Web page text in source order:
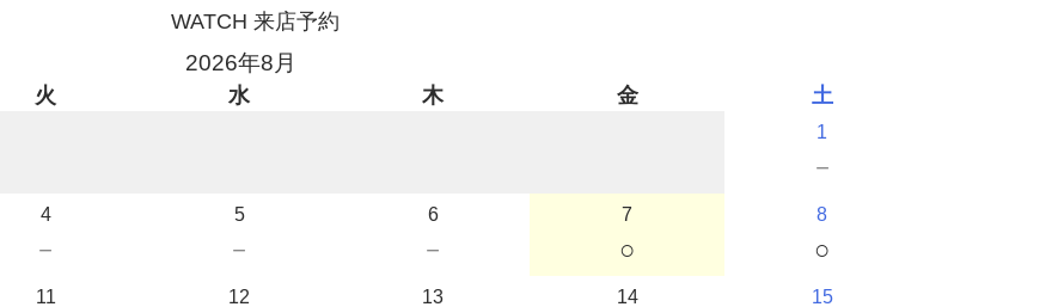
WATCH 来店予約
2026年8月
火 水 木 金 土
1
－
4
－
5
－
6
－
7
○
8
○
11 12 13 14 15